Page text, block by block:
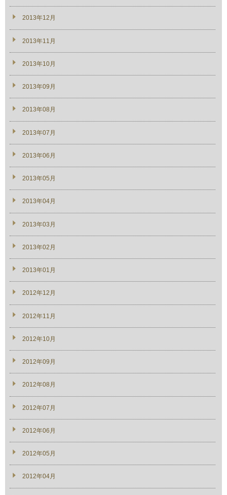
2013年12月
2013年11月
2013年10月
2013年09月
2013年08月
2013年07月
2013年06月
2013年05月
2013年04月
2013年03月
2013年02月
2013年01月
2012年12月
2012年11月
2012年10月
2012年09月
2012年08月
2012年07月
2012年06月
2012年05月
2012年04月